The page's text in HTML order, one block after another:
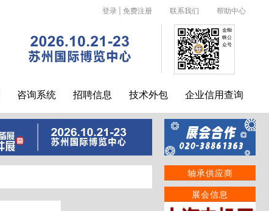
联系我们 帮助中心
登录 免费注册
咨询系统 招聘信息 技术外包 企业信用查询
金蜘
蛛公
众号
轴承供应商
展会信息